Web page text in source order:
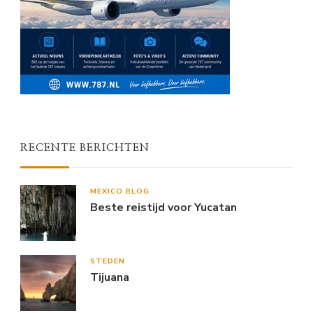
RECENTE BERICHTEN
MEXICO BLOG
Beste reistijd voor Yucatan
STEDEN
Tijuana